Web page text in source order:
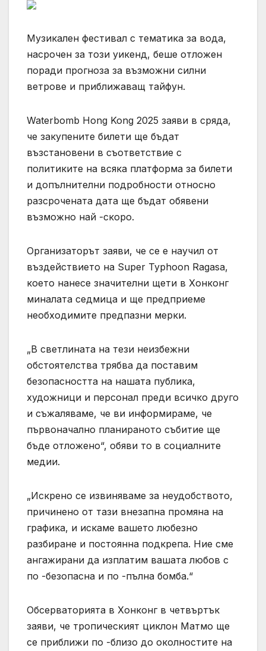
Музикален фестивал с тематика за вода,
насрочен за този уикенд, беше отложен
поради прогноза за възможни силни
ветрове и приближаващ тайфун.
Waterbomb Hong Kong 2025 заяви в сряда,
че закупените билети ще бъдат
възстановени в съответствие с
политиките на всяка платформа за билети
и допълнителни подробности относно
разсрочената дата ще бъдат обявени
възможно най -скоро.
Организаторът заяви, че се е научил от
въздействието на Super Typhoon Ragasa,
което нанесе значителни щети в Хонконг
миналата седмица и ще предприеме
необходимите предпазни мерки.
„В светлината на тези неизбежни
обстоятелства трябва да поставим
безопасността на нашата публика,
художници и персонал преди всичко друго
и съжаляваме, че ви информираме, че
първоначално планираното събитие ще
бъде отложено“, обяви то в социалните
медии.
„Искрено се извиняваме за неудобството,
причинено от тази внезапна промяна на
графика, и искаме вашето любезно
разбиране и постоянна подкрепа. Ние сме
ангажирани да изплатим вашата любов с
по -безопасна и по -пълна бомба.“
Обсерваторията в Хонконг в четвъртък
заяви, че тропическият циклон Матмо ще
се приближи по -близо до околностите на